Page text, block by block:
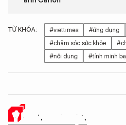
TỪ KHÓA: #viettimes #ứng dụng
#chăm sóc sức khỏe
#nội dung
#tính minh
Ý KIẾN CỦA BẠN